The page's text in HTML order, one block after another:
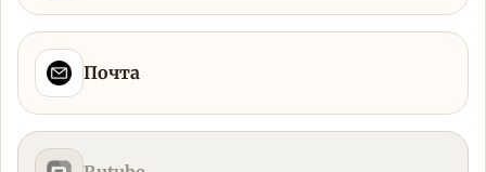
Почта